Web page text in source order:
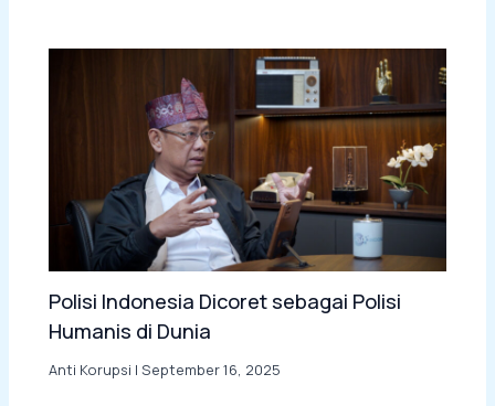
Polisi Indonesia Dicoret sebagai Polisi
Humanis di Dunia
Anti Korupsi |September 16, 2025